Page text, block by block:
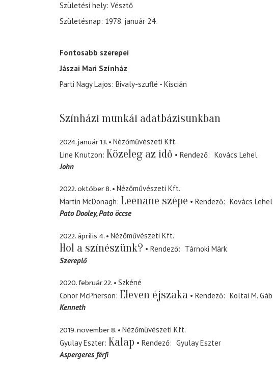
Születési hely: Vésztő
Születésnap: 1978. január 24.
Fontosabb szerepei
Jászai Mari Színház
Parti Nagy Lajos: Bivaly-szuflé - Kiscián
Színházi munkái adatbázisunkban
2024. január 13.
Nézőművészeti Kft.
Line Knutzon Közeleg az idő Rendező
Kovács Lehel
John
2022. október 8.
Nézőművészeti Kft.
Martin McDonagh Leenane szépe Rendező
Kovács Lehel
Pato Dooley Pato öccse
2022. április 4. Nézőművészeti Kft.
Hol a színészünk? Rendező
Tárnoki Márk
Szereplő
2020. február 22.
Szkéné
Conor McPherson Eleven éjszaka Rendező
Koltai M.
Kenneth
2019. november 8.
Nézőművészeti Kft.
Gyulay Eszter Kalap Rendező
Gyulay Eszter
Aspergeres férfi